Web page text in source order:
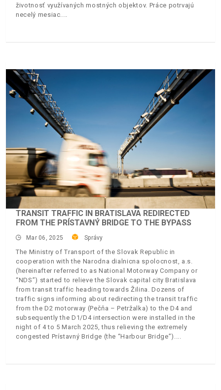
životnosť využívaných mostných objektov. Práce potrvajú
necelý mesiac.
TRANSIT TRAFFIC IN BRATISLAVA REDIRECTED
FROM THE PRÍSTAVNÝ BRIDGE TO THE BYPASS
Mar 06, 2025 Správy
The Ministry of Transport of the Slovak Republic in
cooperation with the Narodna dialnicna spolocnost, a.s.
(hereinafter referred to as National Motorway Company or
“NDS”) started to relieve the Slovak capital city Bratislava
from transit traffic heading towards Žilina. Dozens of
traffic signs informing about redirecting the transit traffic
from the D2 motorway (Pečňa – Petržalka) to the D4 and
subsequently the D1/D4 intersection were installed in the
night of 4 to 5 March 2025, thus relieving the extremely
congested Prístavný Bridge (the “Harbour Bridge”).